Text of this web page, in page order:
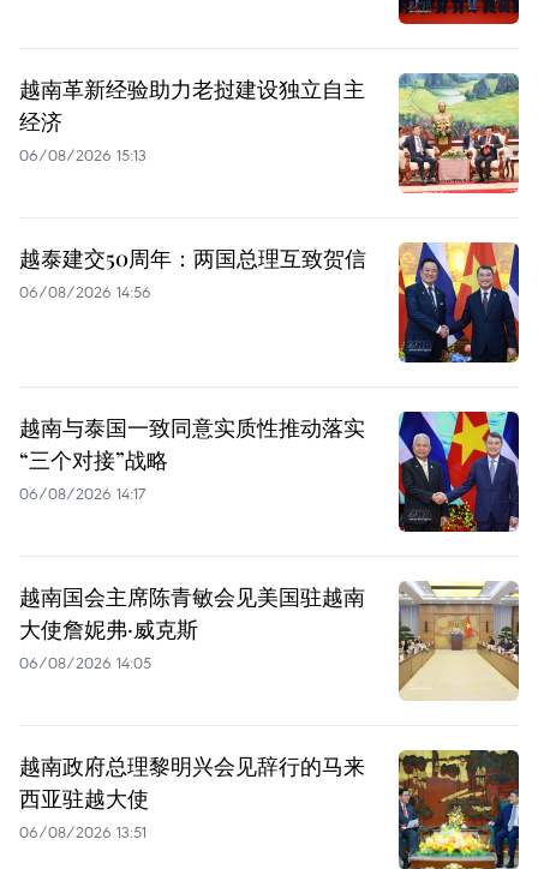
越南革新经验助力老挝建设独立自主
经济
06/08/2026 15:13
越泰建交50周年：两国总理互致贺信
06/08/2026 14:56
越南与泰国一致同意实质性推动落实
“三个对接”战略
06/08/2026 14:17
越南国会主席陈青敏会见美国驻越南
大使詹妮弗·威克斯
06/08/2026 14:05
越南政府总理黎明兴会见辞行的马来
西亚驻越大使
06/08/2026 13:51